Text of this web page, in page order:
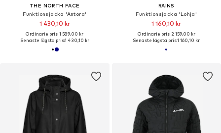
THE NORTH FACE
Funktionsjacka 'Antora'
1 430,10 kr
Ordinarie pris: 1 589,00 kr
Senaste lägsta pris:1 430,10 kr
RAINS
Funktionsjacka 'Lohja'
1 160,10 kr
Ordinarie pris: 2 159,00 kr
Senaste lägsta pris:1 160,10 kr